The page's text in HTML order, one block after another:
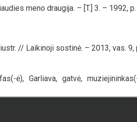
meno draugija. – [T.] 3. – 1992, p.
// Laikinoji sostinė. – 2013, vas. 9,
ė), Garliava, gatvė,